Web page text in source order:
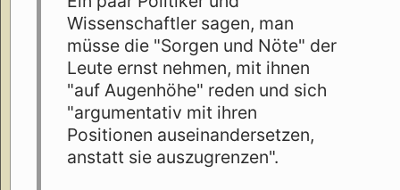
Wissenschaftler sagen, man
müsse die "Sorgen und Nöte" der
Leute ernst nehmen, mit ihnen
"auf Augenhöhe" reden und sich
"argumentativ mit ihren
Positionen auseinandersetzen,
anstatt sie auszugrenzen".